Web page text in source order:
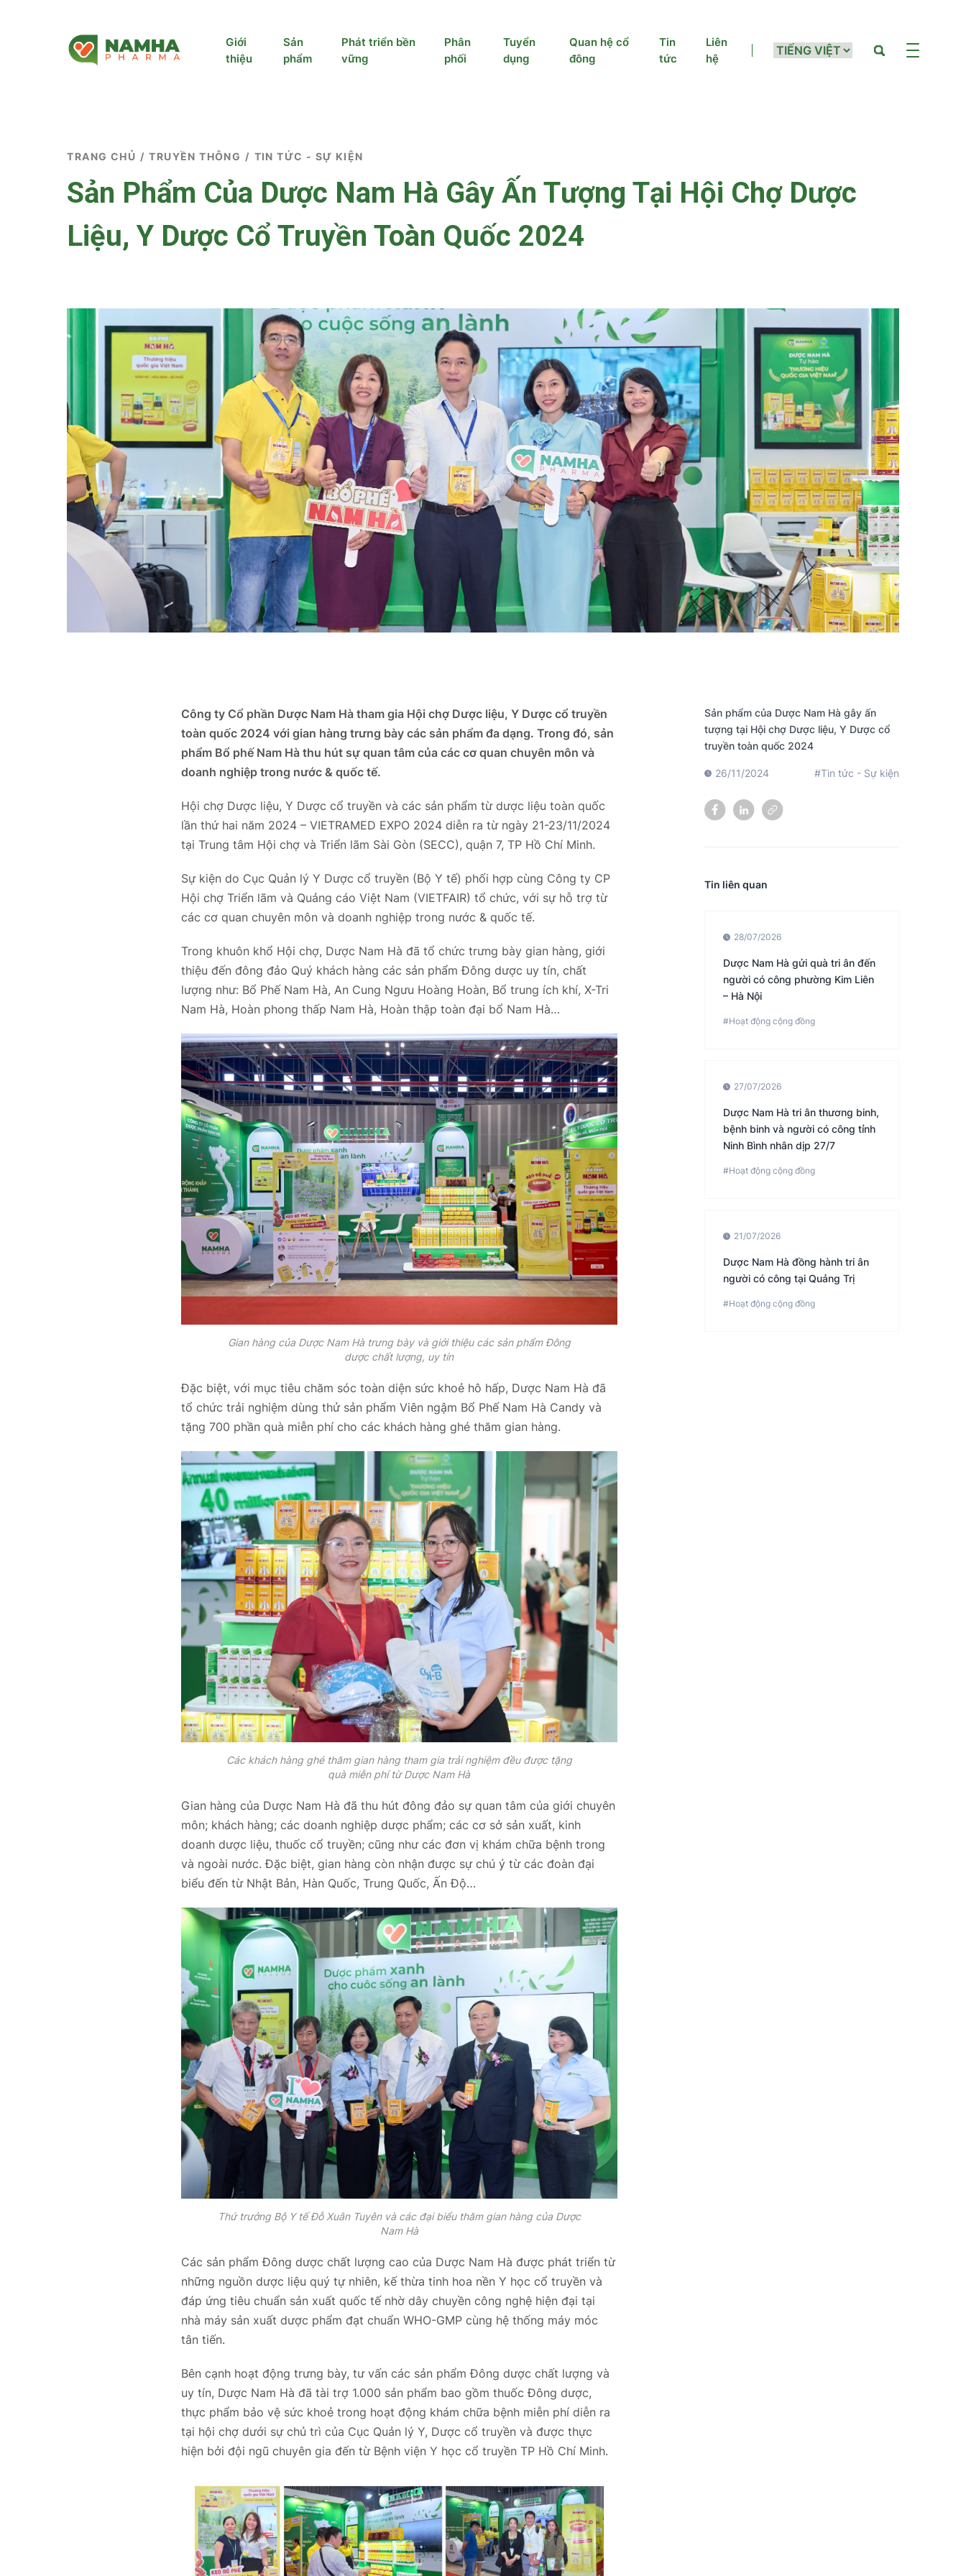
Giới
thiệu
Sản
phẩm
Phát triển bền
vững
Phân
phối
Tuyển
dụng
Quan hệ cổ
đông
Tin
tức
Liên
hệ
TRANG CHỦ / TRUYỀN THÔNG / TIN TỨC - SỰ KIỆN
Sản Phẩm Của Dược Nam Hà Gây Ấn Tượng Tại Hội Chợ Dược
Liệu, Y Dược Cổ Truyền Toàn Quốc 2024
Công ty Cổ phần Dược Nam Hà tham gia Hội chợ Dược liệu, Y Dược cổ truyền
toàn quốc 2024 với gian hàng trưng bày các sản phẩm đa dạng. Trong đó, sản
phẩm Bổ phế Nam Hà thu hút sự quan tâm của các cơ quan chuyên môn và
doanh nghiệp trong nước & quốc tế.
Hội chợ Dược liệu, Y Dược cổ truyền và các sản phẩm từ dược liệu toàn quốc
lần thứ hai năm 2024 – VIETRAMED EXPO 2024 diễn ra từ ngày 21-23/11/2024
tại Trung tâm Hội chợ và Triển lãm Sài Gòn (SECC), quận 7, TP Hồ Chí Minh.
Sự kiện do Cục Quản lý Y Dược cổ truyền (Bộ Y tế) phối hợp cùng Công ty CP
Hội chợ Triển lãm và Quảng cáo Việt Nam (VIETFAIR) tổ chức, với sự hỗ trợ từ
các cơ quan chuyên môn và doanh nghiệp trong nước & quốc tế.
Trong khuôn khổ Hội chợ, Dược Nam Hà đã tổ chức trưng bày gian hàng, giới
thiệu đến đông đảo Quý khách hàng các sản phẩm Đông dược uy tín, chất
lượng như: Bổ Phế Nam Hà, An Cung Ngưu Hoàng Hoàn, Bổ trung ích khí, X-Tri
Nam Hà, Hoàn phong thấp Nam Hà, Hoàn thập toàn đại bổ Nam Hà…
Gian hàng của Dược Nam Hà trưng bày và giới thiệu các sản phẩm Đông
dược chất lượng, uy tín
Đặc biệt, với mục tiêu chăm sóc toàn diện sức khoẻ hô hấp, Dược Nam Hà đã
tổ chức trải nghiệm dùng thử sản phẩm Viên ngậm Bổ Phế Nam Hà Candy và
tặng 700 phần quà miễn phí cho các khách hàng ghé thăm gian hàng.
Các khách hàng ghé thăm gian hàng tham gia trải nghiệm đều được tặng
quà miễn phí từ Dược Nam Hà
Gian hàng của Dược Nam Hà đã thu hút đông đảo sự quan tâm của giới chuyên
môn; khách hàng; các doanh nghiệp dược phẩm; các cơ sở sản xuất, kinh
doanh dược liệu, thuốc cổ truyền; cũng như các đơn vị khám chữa bệnh trong
và ngoài nước. Đặc biệt, gian hàng còn nhận được sự chú ý từ các đoàn đại
biểu đến từ Nhật Bản, Hàn Quốc, Trung Quốc, Ấn Độ…
Thứ trưởng Bộ Y tế Đỗ Xuân Tuyên và các đại biểu thăm gian hàng của Dược
Nam Hà
Các sản phẩm Đông dược chất lượng cao của Dược Nam Hà được phát triển từ
những nguồn dược liệu quý tự nhiên, kế thừa tinh hoa nền Y học cổ truyền và
đáp ứng tiêu chuẩn sản xuất quốc tế nhờ dây chuyền công nghệ hiện đại tại
nhà máy sản xuất dược phẩm đạt chuẩn WHO-GMP cùng hệ thống máy móc
tân tiến.
Bên cạnh hoạt động trưng bày, tư vấn các sản phẩm Đông dược chất lượng và
uy tín, Dược Nam Hà đã tài trợ 1.000 sản phẩm bao gồm thuốc Đông dược,
thực phẩm bảo vệ sức khoẻ trong hoạt động khám chữa bệnh miễn phí diễn ra
tại hội chợ dưới sự chủ trì của Cục Quản lý Y, Dược cổ truyền và được thực
hiện bởi đội ngũ chuyên gia đến từ Bệnh viện Y học cổ truyền TP Hồ Chí Minh.
Sản phẩm của Dược Nam Hà gây ấn
tượng tại Hội chợ Dược liệu, Y Dược cổ
truyền toàn quốc 2024
26/11/2024 #Tin tức - Sự kiện
Tin liên quan
28/07/2026
Dược Nam Hà gửi quà tri ân đến
người có công phường Kim Liên
– Hà Nội
#Hoạt động cộng đồng
27/07/2026
Dược Nam Hà tri ân thương binh,
bệnh binh và người có công tỉnh
Ninh Bình nhân dịp 27/7
#Hoạt động cộng đồng
21/07/2026
Dược Nam Hà đồng hành tri ân
người có công tại Quảng Trị
#Hoạt động cộng đồng